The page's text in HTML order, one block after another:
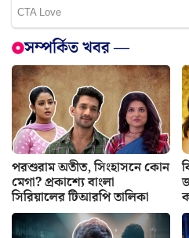
সম্পর্কিত খবর —
পরশুরাম অতীত, সিংহাসনে কোন
মেগা? প্রকাশ্যে বাংলা
সিরিয়ালের টিআরপি তালিকা